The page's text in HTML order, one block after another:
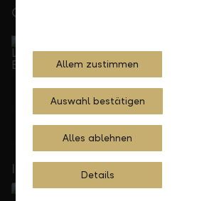
Gerne für Sie da
Telefonisch erreichbar von Montag
bis 17.30 Uhr
+423 236 88 11
Feedback
In Ihrer Nähe
Allem zustimmen
Auswahl bestätigen
Alles ablehnen
Details